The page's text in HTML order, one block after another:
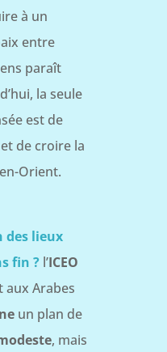
à un
entre
paraît
la seule
est de
de croire la
Orient.
lieux
fin ? l’ICEO
aux Arabes
un plan de
, mais